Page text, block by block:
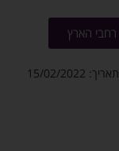
הארץ
02/2022